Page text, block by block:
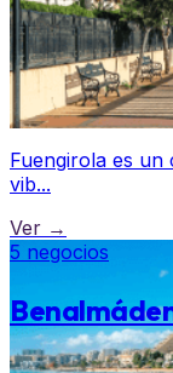
Fuengirola es un
vib...
Ver →
5 negocios